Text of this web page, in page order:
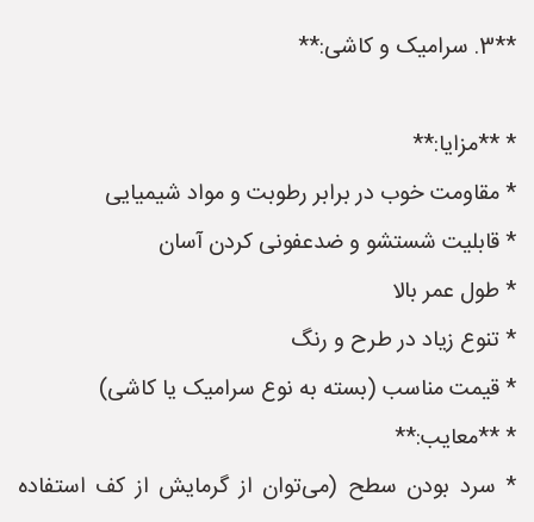
**3. سرامیک و کاشی:**
* **مزایا:**
* مقاومت خوب در برابر رطوبت و مواد شیمیایی
* قابلیت شستشو و ضدعفونی کردن آسان
* طول عمر بالا
* تنوع زیاد در طرح و رنگ
* قیمت مناسب (بسته به نوع سرامیک یا کاشی)
* **معایب:**
* سرد بودن سطح (می‌توان از گرمایش از کف استفاده